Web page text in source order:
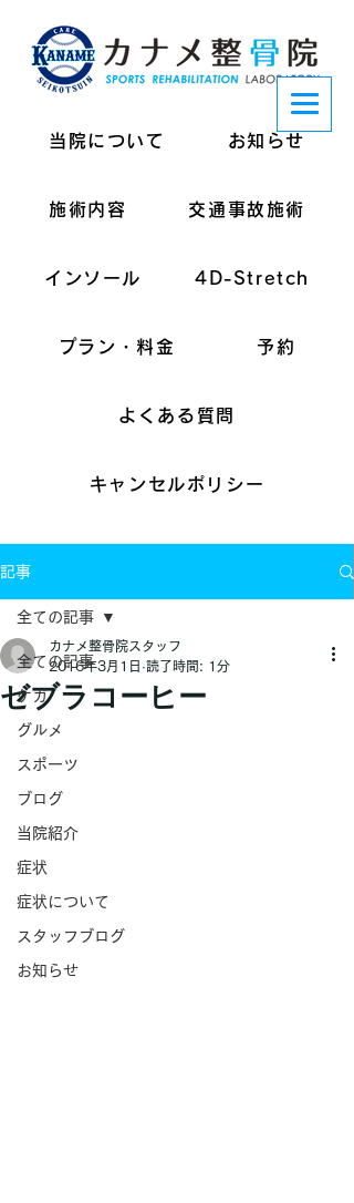
当院について お知らせ
施術内容 交通事故施術
インソール 4D-Stretch
プラン・料金 予約
よくある質問
キャンセルポリシー
記事
全ての記事
ケガ
グルメ
スポーツ
ブログ
当院紹介
症状
症状について
スタッフブログ
お知らせ
全ての記事
ゼブラコーヒー
カナメ整骨院スタッフ
2016年3月1日 読了時間: 1分